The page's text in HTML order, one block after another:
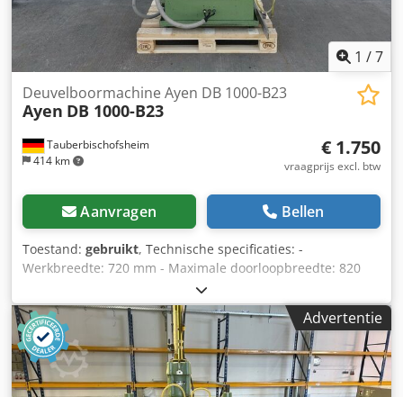
1 /7
Tauberbischofsheim
414 km
Deuvelboormachine Ayen DB 1000-B23
Ayen DB 1000-B23
€ 1.750
vraagprijs excl. btw
Aanvragen Bellen
Toestand: gebruikt, Technische specificaties: -
Werkbreedte: 720 mm - Maximale doorloopbreedte: 820
mm - Boordiepte verticaal: 45 mm, horizontaal: 120 mm
Cedpezryr Uofx Aqqeha
Advertentie